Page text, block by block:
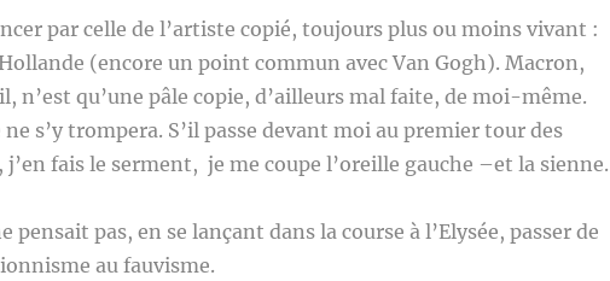
par celle de l’artiste copié, toujours plus ou moins vivant :
(encore un point commun avec Van Gogh). Macron,
n’est qu’une pâle copie, d’ailleurs mal faite, de moi-même.
ne s’y trompera. S’il passe devant moi au premier tour des
j’en fais le serment, je me coupe l’oreille gauche –et la sienne.
pensait pas, en se lançant dans la course à l’Elysée, passer de
au fauvisme.